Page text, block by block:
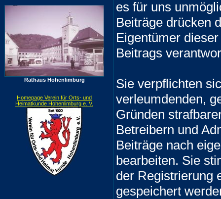
Rathaus Hohenlimburg
Homepage Verein für Orts- und
Heimatkunde Hohenlimburg e. V.
es für uns
Beiträge drücken
Eigentümer
Beitrags
Sie verpflichten
verleumdenden,
Gründen
Betreibern und
Beiträge nach
bearbeiten. Sie
der Registrierung
gespeichert